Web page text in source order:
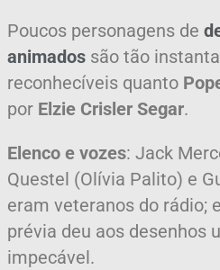
Poucos personagens de
animados são tão
reconhecíveis quanto
por Elzie Crisler Segar.
Elenco e vozes: Jack
Questel (Olívia Palito) e
eram veteranos do rádio;
prévia deu aos desenhos
impecável.